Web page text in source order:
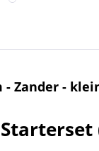
Zander -